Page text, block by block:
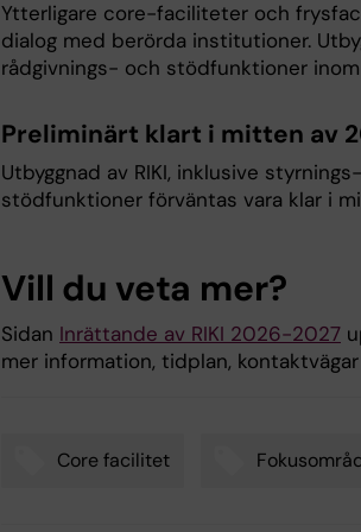
Ytterligare core-faciliteter och
dialog med berörda institutioner.
rådgivnings- och stödfunktioner inom
Preliminärt klart i mitten av
Utbyggnad av RIKI, inklusive
stödfunktioner förväntas vara klar i
Vill du veta mer?
Sidan Inrättande av RIKI 2026-2027
mer information, tidplan,
Core facilitet